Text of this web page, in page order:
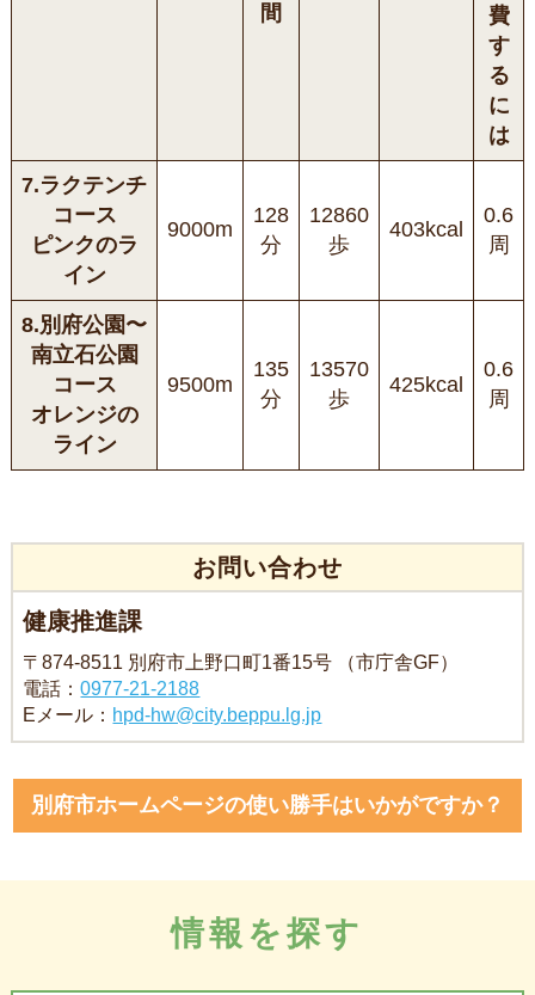
間
費
す
る
に
は
7.ラクテンチ
コース
ピンクのラ
イン
9000m
128
分
12860
歩
403kcal
0.6
周
8.別府公園〜
南立石公園
コース
オレンジの
ライン
9500m
135
分
13570
歩
425kcal
0.6
周
お問い合わせ
健康推進課
〒874-8511 別府市上野口町1番15号 （市庁舎GF）
電話：0977-21-2188
Eメール： hpd-hw@city.beppu.lg.jp
別府市ホームページの使い勝手はいかがですか？
情報を探す